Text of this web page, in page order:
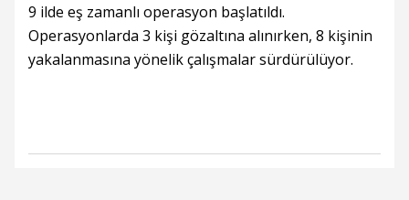
9 ilde eş zamanlı operasyon başlatıldı.
Operasyonlarda 3 kişi gözaltına alınırken, 8 kişinin
yakalanmasına yönelik çalışmalar sürdürülüyor.